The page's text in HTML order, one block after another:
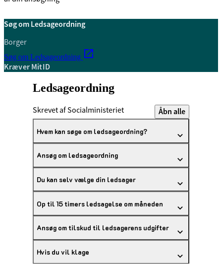
Søg om Ledsageordning
Borger
Søg om Ledsageordning
Kræver MitID
Ledsageordning
Skrevet af Socialministeriet Åbn alle
Hvem kan søge om ledsageordning?
Ansøg om ledsageordning
Du kan selv vælge din ledsager
Op til 15 timers ledsagelse om måneden
Ansøg om tilskud til ledsagerens udgifter
Hvis du vil klage